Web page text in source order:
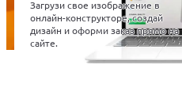
Загрузи свое изображение в
онлайн-конструкторе, создай
дизайн и оформи заказ прямо на
сайте.